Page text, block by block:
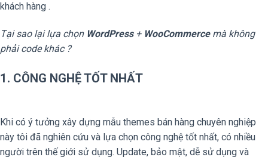
khách hàng .
Tại sao lại lựa chọn WordPress+ WooCommercemà không
phải code khác ?
1. CÔNG NGHỆ TỐT NHẤT
Khi có ý tưởng xây dựng mẫu themes bán hàng chuyên nghiệp
này tôi đã nghiên cứu và lựa chọn công nghệ tốt nhất, có nhiều
người trên thế giới sử dụng. Update, bảo mật, dễ sử dụng và